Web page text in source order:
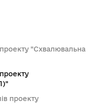
"Схвалювальна
проекту